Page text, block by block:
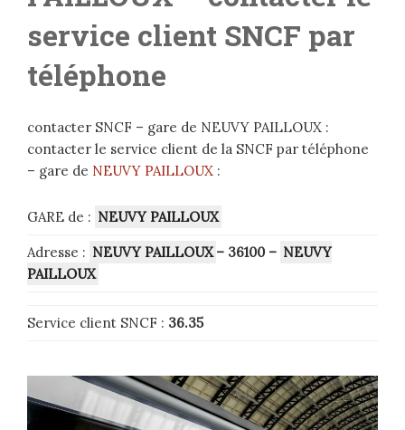
service client SNCF par
téléphone
contacter SNCF – gare de NEUVY PAILLOUX :
contacter le service client de la SNCF par téléphone
– gare de NEUVY PAILLOUX :
GARE de : NEUVY PAILLOUX
Adresse : NEUVY PAILLOUX – 36100 – NEUVY
PAILLOUX
Service client SNCF : 36.35